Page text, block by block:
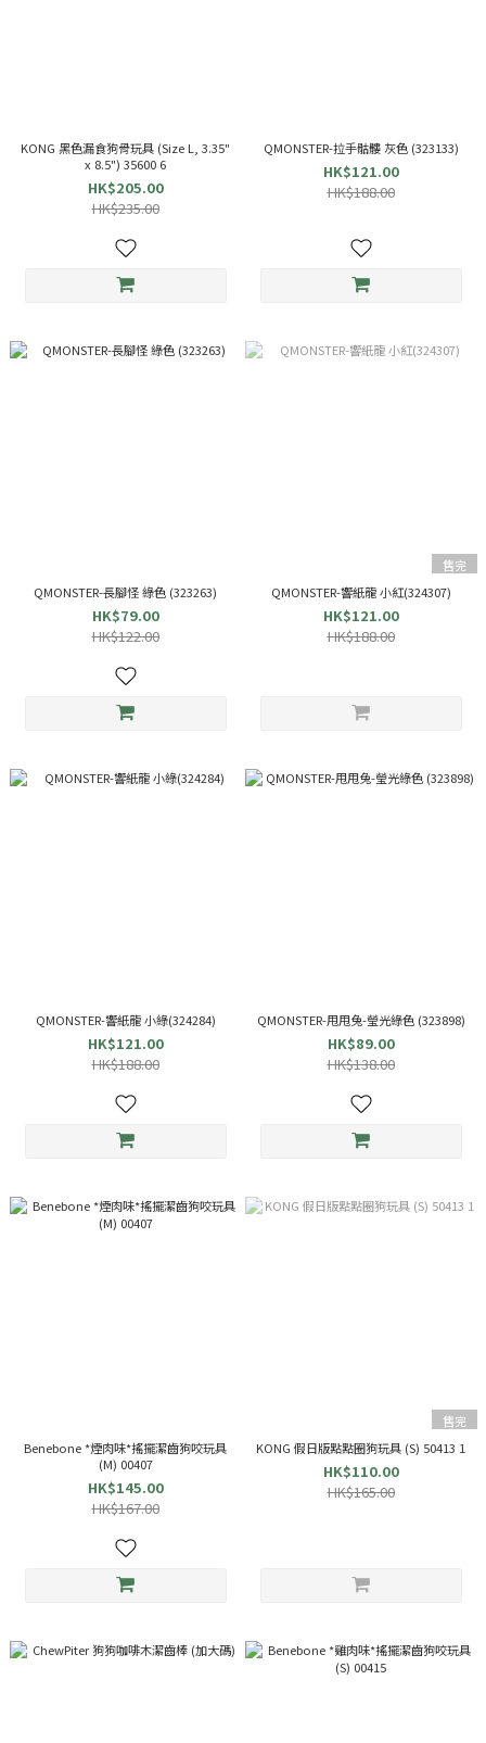
KONG 黑色漏食狗骨玩具 (Size L, 3.35"
x 8.5") 35600 6
HK$205.00
HK$235.00
QMONSTER-拉手骷髏 灰色 (323133)
HK$121.00
HK$188.00
QMONSTER-長腳怪 綠色 (323263)
HK$79.00
HK$122.00
售完
QMONSTER-響紙龍 小紅(324307)
HK$121.00
HK$188.00
QMONSTER-響紙龍 小綠(324284)
HK$121.00
HK$188.00
QMONSTER-甩甩兔-瑩光綠色 (323898)
HK$89.00
HK$138.00
Benebone *煙肉味*搖擺潔齒狗咬玩具
(M) 00407
HK$145.00
HK$167.00
售完
KONG 假日版點點圈狗玩具 (S) 50413 1
HK$110.00
HK$165.00